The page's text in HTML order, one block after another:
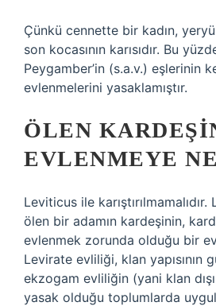
Çünkü cennette bir kadın,
son kocasının karısıdır. Bu
Peygamber’in (s.a.v.) eşlerinin
evlenmelerini yasaklamıştır.
ÖLEN
EVLENMEYE
Leviticus ile
ölen bir adamın kardeşinin,
evlenmek zorunda olduğu bir
Levirate evliliği, klan yapısının
ekzogam evliliğin (yani klan
yasak olduğu toplumlarda